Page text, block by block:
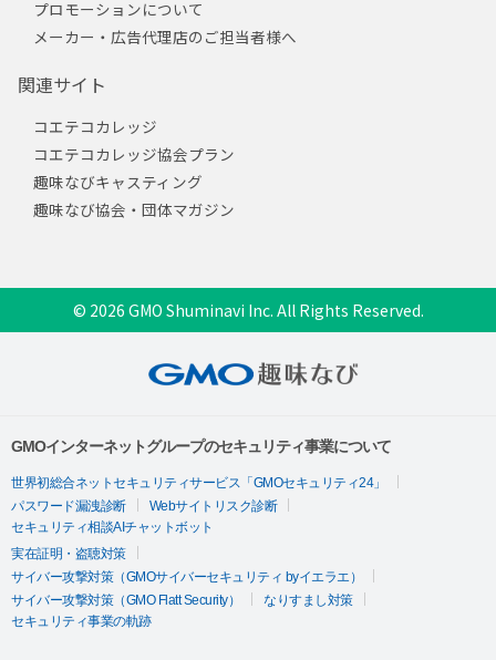
プロモーションについて
メーカー・広告代理店のご担当者様へ
関連サイト
コエテコカレッジ
コエテコカレッジ協会プラン
趣味なびキャスティング
趣味なび協会・団体マガジン
© 2026 GMO Shuminavi Inc. All Rights Reserved.